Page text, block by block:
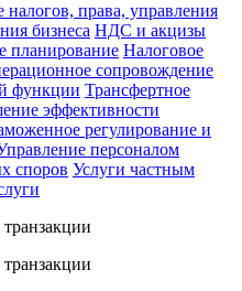
права, управления
бизнеса НДС и акцизы
планирование Налоговое
сопровождение
функции Трансфертное
эффективности
регулирование и
персоналом
споров Услуги частным